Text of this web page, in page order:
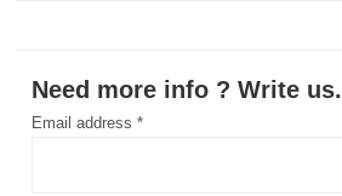
Need more info ? Write us.
Email address *